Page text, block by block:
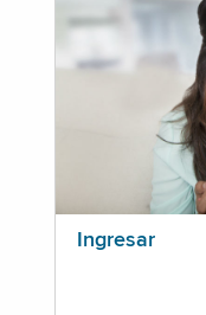
Ingresar